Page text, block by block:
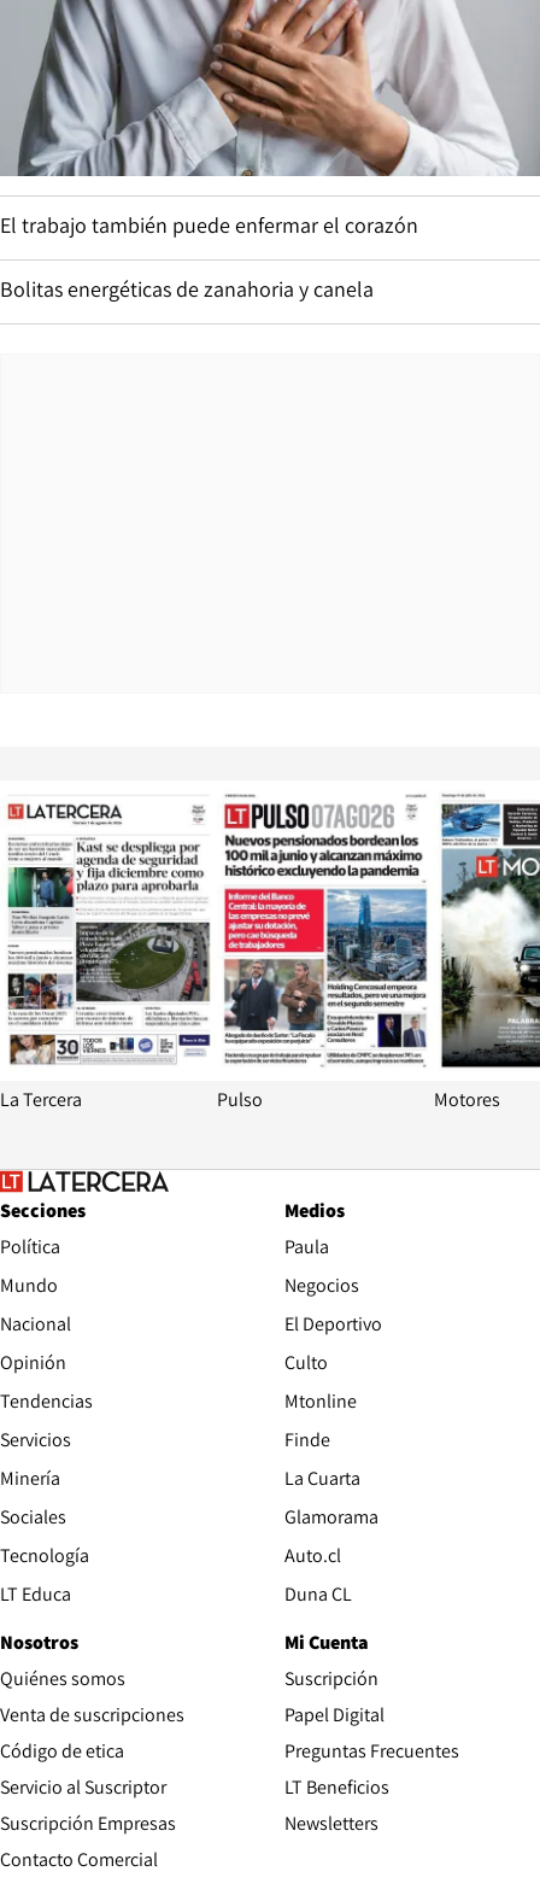
El trabajo también puede enfermar el corazón
Bolitas energéticas de zanahoria y canela
Opens in new window
La Tercera
Opens in
Pulso Motores
Secciones
Política
Mundo
Nacional
Opinión
Tendencias
Servicios
Minería
Sociales
Tecnología
LT Educa
Medios
Paula
Negocios
El Deportivo
Culto
Mtonline
Finde
La Cuarta
Glamorama
Auto.clOpens in new window
Duna CLOpens in new window
Nosotros
Quiénes somos
Venta de suscripciones
Código de etica Opens in new window
Servicio al Suscriptor
Suscripción Empresas
Contacto ComercialOpens in new window
Mi Cuenta
Suscripción
Papel DigitalOpens in new
Preguntas Frecuentes
LT Beneficios
Newsletters